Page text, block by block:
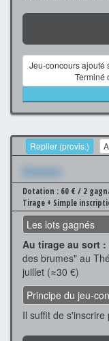
Jeu-concours ajouté
Terminé
Replier (provis.)
Xxxxxxx
Dotation : 60 € / 2
Tirage + Simple
Les lots gagnés
Au tirage au sort :
des brumes" au
juillet (≈30 €)
Principe du jeu-
Il suffit de